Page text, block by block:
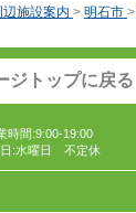
辺施設案内 > 明石市 >
ジトップに戻る
時間:9:00-19:00
日:水曜日 不定休